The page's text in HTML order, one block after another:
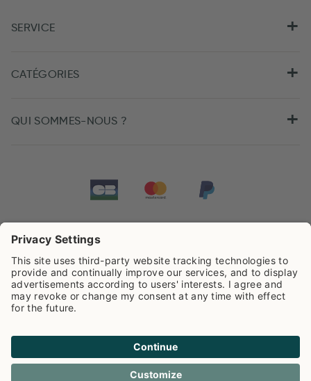
SERVICE
CATÉGORIES
QUI SOMMES-NOUS ?
sur la base de505Avis
Cookies Politique de confidentialité
Frais de livraison